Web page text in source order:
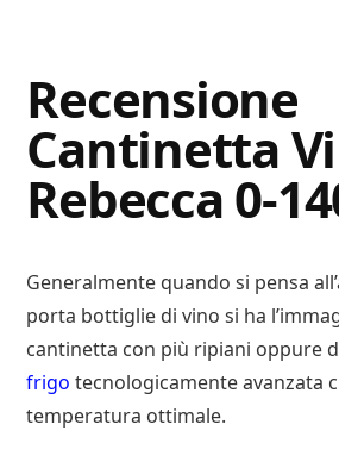
Advisory
Recensione
Cantinetta
Rebecca 0-
Generalmente quando si pensa
porta bottiglie di vino si ha
cantinetta con più ripiani oppure
frigo tecnologicamente avanzata
temperatura ottimale.